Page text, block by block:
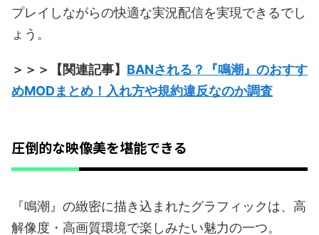
プレイしながらの快適な実況配信を実現できるでし
ょう。
＞＞＞【関連記事】 BANされる？『鳴潮』のおすす
めMODまとめ！入れ方や規約違反なのか調査
圧倒的な映像美を堪能できる
『鳴潮』の緻密に描き込まれたグラフィックは、高
解像度・高画質環境で楽しみたい魅力の一つ。